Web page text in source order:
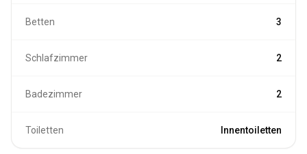
Betten 3
Schlafzimmer 2
Badezimmer 2
Toiletten Innentoiletten